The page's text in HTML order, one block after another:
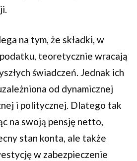
na tym, że składki, w
teoretycznie wracają
świadczeń. Jednak ich
od dynamicznej
i politycznej. Dlatego tak
na swoją pensję netto,
stan konta, ale także
w zabezpieczenie